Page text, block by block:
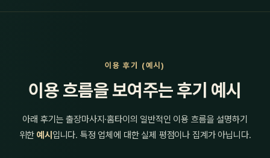
이용 후기 (예시)
이용 흐름을 보여주는 후기 예시
아래 후기는 출장마사지·홈타이의 일반적인 이용 흐름을 설명하기
위한예시 입니다. 특정 업체에 대한 실제 평점이나 집계가 아닙니다.